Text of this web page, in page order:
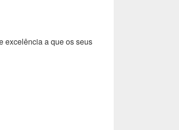
excelência a que os seus